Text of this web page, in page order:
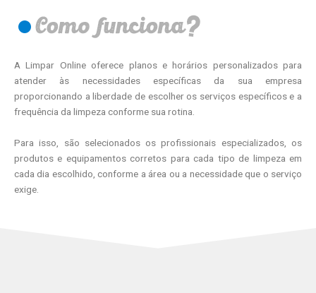
A Limpar Online oferece planos e horários personalizados para
atender às necessidades específicas da sua empresa
proporcionando a liberdade de escolher os serviços específicos e a
frequência da limpeza conforme sua rotina.
Para isso, são selecionados os profissionais especializados, os
produtos e equipamentos corretos para cada tipo de limpeza em
cada dia escolhido, conforme a área ou a necessidade que o serviço
exige.